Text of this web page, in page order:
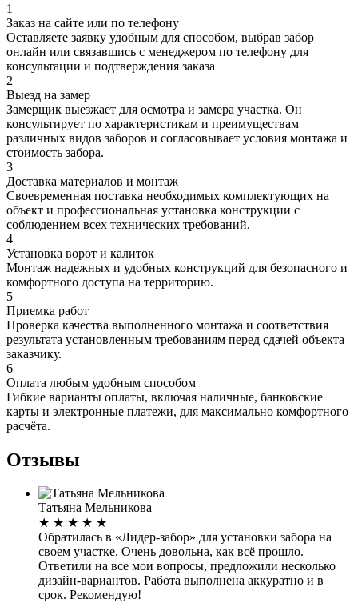
1
Заказ на сайте или по телефону
Оставляете заявку удобным для способом, выбрав забор
онлайн или связавшись с менеджером по телефону для
консультации и подтверждения заказа
2
Выезд на замер
Замерщик выезжает для осмотра и замера участка. Он
консультирует по характеристикам и преимуществам
различных видов заборов и согласовывает условия монтажа и
стоимость забора.
3
Доставка материалов и монтаж
Своевременная поставка необходимых комплектующих на
объект и профессиональная установка конструкции с
соблюдением всех технических требований.
4
Установка ворот и калиток
Монтаж надежных и удобных конструкций для безопасного и
комфортного доступа на территорию.
5
Приемка работ
Проверка качества выполненного монтажа и соответствия
результата установленным требованиям перед сдачей объекта
заказчику.
6
Оплата любым удобным способом
Гибкие варианты оплаты, включая наличные, банковские
карты и электронные платежи, для максимально комфортного
расчёта.
Отзывы
Татьяна Мельникова
★ ★ ★ ★ ★
Обратилась в «Лидер-забор» для установки забора на
своем участке. Очень довольна, как всё прошло.
Ответили на все мои вопросы, предложили несколько
дизайн-вариантов. Работа выполнена аккуратно и в
срок. Рекомендую!